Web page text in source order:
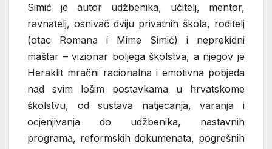
Simić je autor udžbenika, učitelj, mentor,
ravnatelj, osnivač dviju privatnih škola, roditelj
(otac Romana i Mime Simić) i neprekidni
maštar – vizionar boljega školstva, a njegov je
Heraklit mračni racionalna i emotivna pobjeda
nad svim lošim postavkama u hrvatskome
školstvu, od sustava natjecanja, varanja i
ocjenjivanja do udžbenika, nastavnih
programa, reformskih dokumenata, pogrešnih